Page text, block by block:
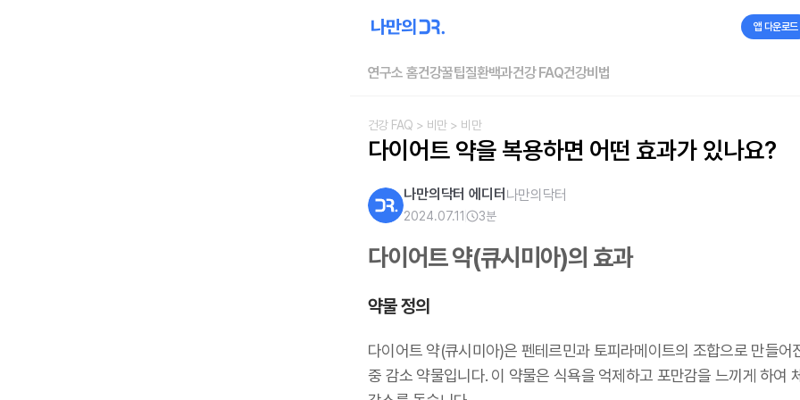
앱 다운로드
연구소 홈건강꿀팁질환백과건강 FAQ건강비법
건강 FAQ > 비만> 비만
다이어트 약을 복용하면 어떤 효과가 있나요?
나만의닥터 에디터 나만의닥터
2024.07.11 3분
다이어트 약(큐시미아)의 효과
약물 정의
다이어트 약(큐시미아)은 펜테르민과 토피라메이트의 조합으로 만들어
중 감소 약물입니다. 이 약물은 식욕을 억제하고 포만감을 느끼게 하여